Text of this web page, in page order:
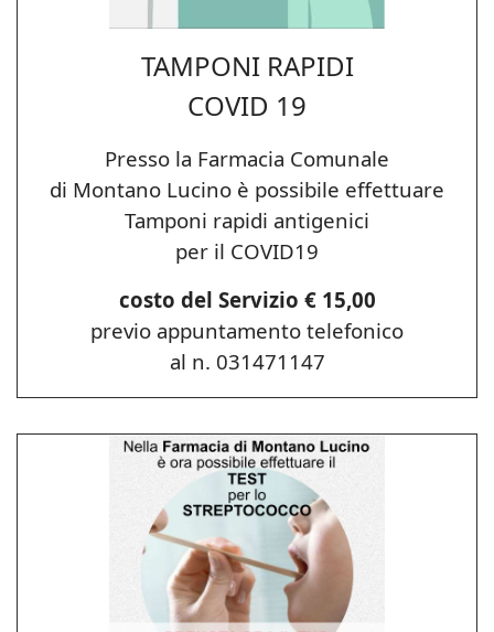
TAMPONI RAPIDI
COVID 19
Presso la Farmacia Comunale
di Montano Lucino è possibile effettuare
Tamponi rapidi antigenici
per il COVID19
costo del Servizio € 15,00
previo appuntamento telefonico
al n. 031471147